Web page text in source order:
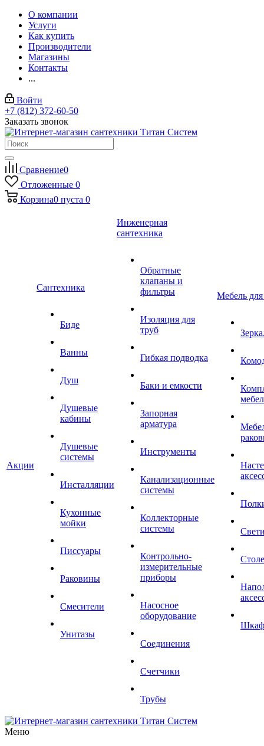
О компании
Услуги
Как купить
Производители
Магазины
Контакты
...
Войти
+7 (812) 372-60-50
Заказать звонок
Сравнение0
Отложенные 0
Корзина0 пуста 0
Акции
Сантехника
Биде
Ванны
Душ
Душевые
кабины
Душевые
системы
Инсталляции
Кухонные
мойки
Писсуары
Раковины
Смесители
Унитазы
Инженерная
сантехника
Обратные
клапаны и
фильтры
Изоляция для
труб
Гибкая подводка
Баки и емкости
Запорная
арматура
Инструменты
Канализационные
системы
Коллекторные
системы
Контрольно-
измерительные
приборы
Насосное
оборудование
Соединения
Счетчики
Трубы
Мебель
Меню